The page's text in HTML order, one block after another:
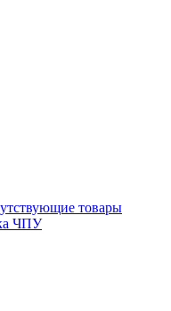
товары
ЧПУ